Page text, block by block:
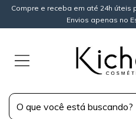
Compre e receba em até 24h úteis
Envios apenas no